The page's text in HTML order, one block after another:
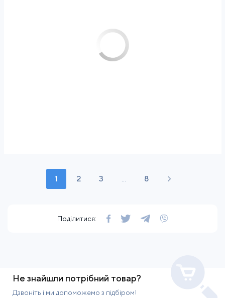
1 2 3 ... 8
Поділитися:
Не знайшли потрібний товар?
Дзвоніть і ми допоможемо з підбіром!